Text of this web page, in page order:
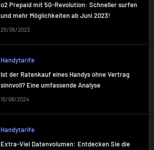
o2 Prepaid mit 5G-Revolution: Schneller surfen
und mehr Möglichkeiten ab Juni 2023!
25/05/2023
Handytarife
Ist der Ratenkauf eines Handys ohne Vertrag
sinnvoll? Eine umfassende Analyse
15/08/2024
Handytarife
Extra-Viel Datenvolumen: Entdecken Sie die